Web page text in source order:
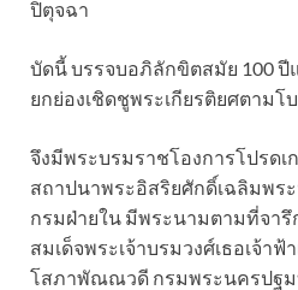
ปิตุจฉา
บัดนี้ บรรจบอภิลักขิตสมัย 100 ปี
ยกย่องเชิดชูพระเกียรติยศตาม
จึงมีพระบรมราชโองการโปรด
สถาปนาพระอิสริยศักดิ์เฉลิมพร
กรมฝ่ายใน มีพระนามตามที่จา
สมเด็จพระเจ้าบรมวงศ์เธอเจ้า
โสภาพัณณวดี กรมพระนครปฐ